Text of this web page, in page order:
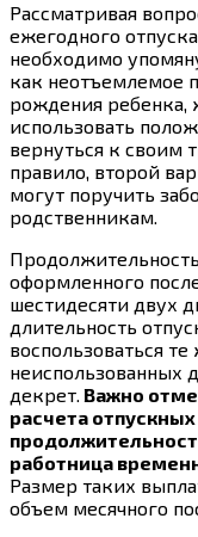
Рассматривая
ежегодного
необходимо
как неотъемлемое
рождения
использовать
вернуться к своим
правило, второй
могут поручить
родственникам.
оформленного
шестидесяти двух
длительность
воспользоваться
неиспользованных
декрет. Важно
расчета
работница
Размер таких
объем месячного